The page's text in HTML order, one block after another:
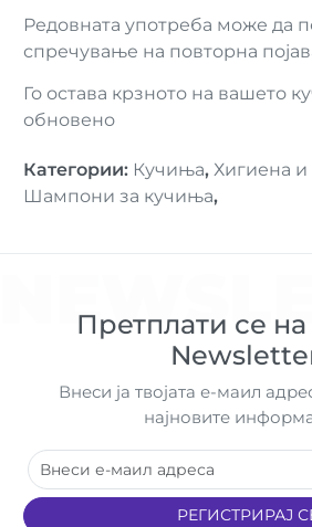
Редовната употреба може да
спречување на повторна
Го остава крзното на вашето
обновено
Категории: Кучиња, Хигиена и
Шампони за кучиња,
Претплати се
Внеси ја твојата е-маил
најновите
РЕГИСТРИРАЈ